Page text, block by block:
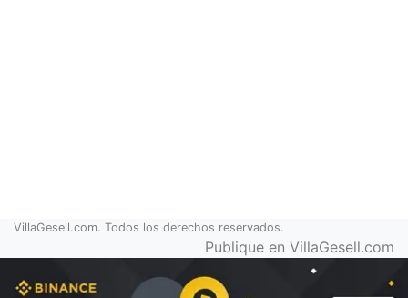
VillaGesell.com. Todos los derechos reservados.
Publique en VillaGesell.com